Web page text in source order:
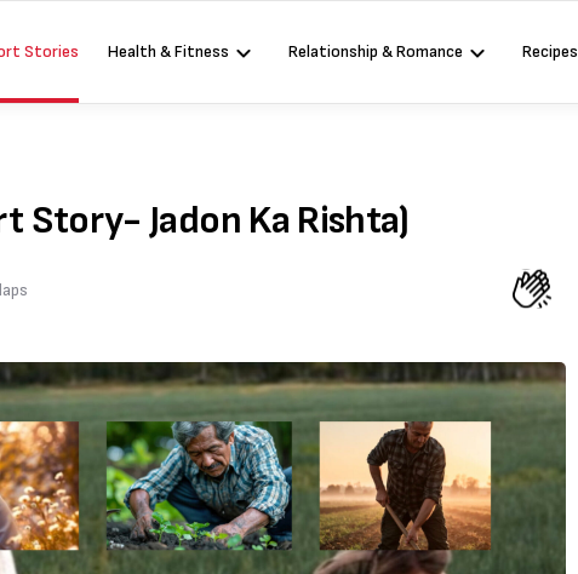
Stories Health & Fitness Relationship & Romance Recipes
Story- Jadon Ka Rishta)